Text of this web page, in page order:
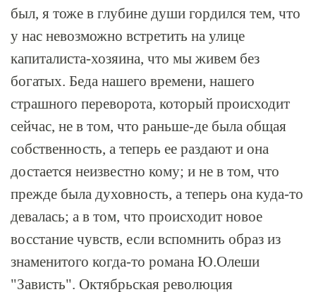
был, я тоже в глубине души гордился тем, что
у нас невозможно встретить на улице
капиталиста-хозяина, что мы живем без
богатых. Беда нашего времени, нашего
страшного переворота, который происходит
сейчас, не в том, что раньше-де была общая
собственность, а теперь ее раздают и она
достается неизвестно кому; и не в том, что
прежде была духовность, а теперь она куда-то
девалась; а в том, что происходит новое
восстание чувств, если вспомнить образ из
знаменитого когда-то романа Ю.Олеши
"Зависть". Октябрьская революция